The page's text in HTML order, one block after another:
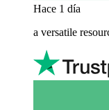
Hace 1 día
a versatile